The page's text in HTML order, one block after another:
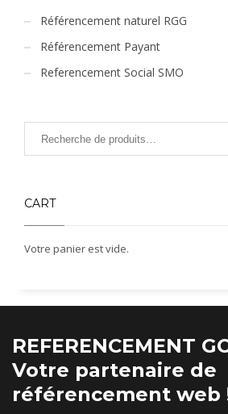
Référencement naturel RGG
Référencement Payant
Referencement Social SMO
CART
Votre panier est vide.
REFERENCEMENT
Votre partenaire de
référencement web